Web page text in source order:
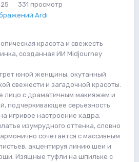
331 просмотр
Ardi
красота и свежесть
созданная ИИ Midjourney
юной женщины, окутанный
свежести и загадочной красоты.
лицо с драматичным макияжем и
подчеркивающее серьезность
игривое настроение кадра.
изумрудного оттенка, словно
сочетается с массивным
акцентируя линию шеи и
Изящные туфли на шпильке с